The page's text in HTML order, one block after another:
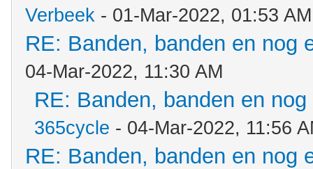
Verbeek - 01-Mar-2022, 01:53 AM
RE: Banden, banden en nog
04-Mar-2022, 11:30 AM
RE: Banden, banden en
365cycle - 04-Mar-2022, 11:56
RE: Banden, banden en nog